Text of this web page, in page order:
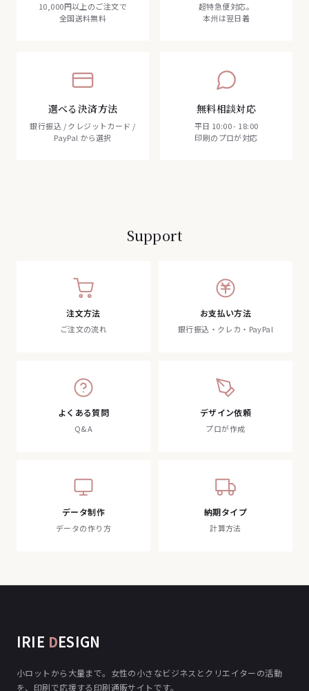
10,000円以上のご注文で
全国送料無料
超特急便対応。
本州は翌日着
選べる決済方法
銀行振込 / クレジットカード /
PayPal から選択
無料相談対応
平日 10:00 - 18:00
印刷のプロが対応
Support
注文方法
ご注文の流れ
お支払い方法
銀行振込・クレカ・PayPal
よくある質問
Q&A
デザイン依頼
プロが作成
データ制作
データの作り方
納期タイプ
計算方法
IRIE DESIGN
小ロットから大量まで。女性の小さなビジネスとクリエイターの活動
を、印刷で応援する印刷通販サイトです。